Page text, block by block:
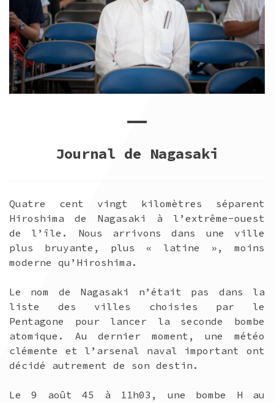
Journal de Nagasaki
Quatre cent vingt kilomètres séparent
Hiroshima de Nagasaki à l’extrême-ouest
de l’île. Nous arrivons dans une ville
plus bruyante, plus « latine », moins
moderne qu’Hiroshima.
Le nom de Nagasaki n’était pas dans la
liste des villes choisies par le
Pentagone pour lancer la seconde bombe
atomique. Au dernier moment, une météo
clémente et l’arsenal naval important ont
décidé autrement de son destin.
Le 9 août 45 à 11h03, une bombe H au